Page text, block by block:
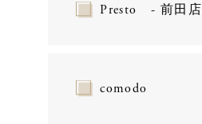
Presto - 前田店
comodo